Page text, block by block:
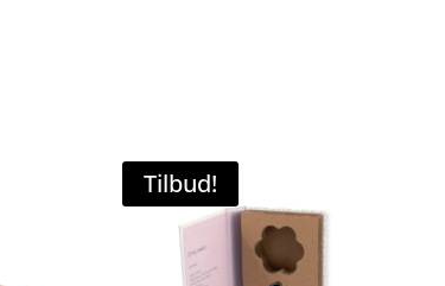
Tilbud!